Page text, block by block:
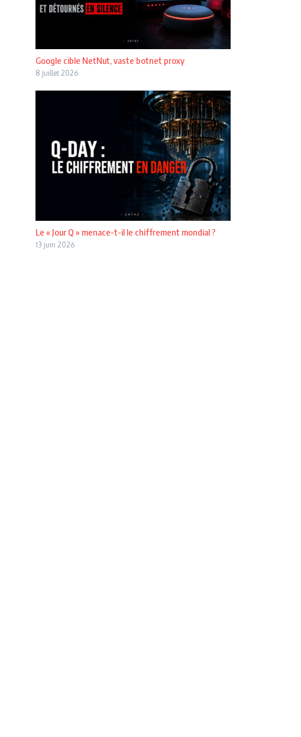
Google cible NetNut, vaste botnet proxy
8 juillet 2026
Le « Jour Q » menace-t-il le chiffrement mondial ?
13 juin 2026